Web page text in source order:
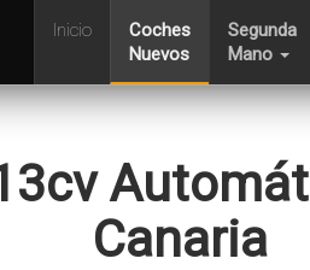
Inicio
Coches
Nuevos
Segunda
Mano
Canaria